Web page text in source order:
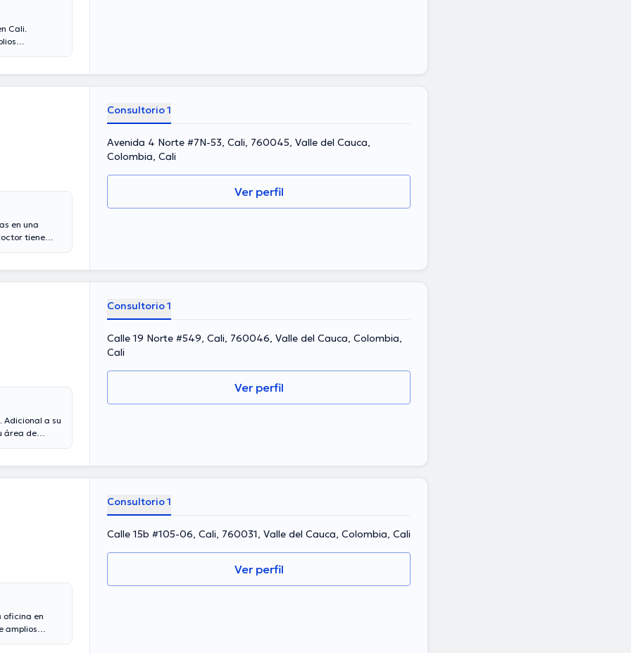
Cali.
Por
en una
tiene
el
Consultorio 1
Avenida 4 Norte #7N-53, Cali, 760045, Valle del Cauca,
Colombia, Cali
Ver perfil
Adicional a su
área de
Consultorio 1
Calle 19 Norte #549, Cali, 760046, Valle del Cauca, Colombia,
Cali
Ver perfil
oficina en
amplios
Consultorio 1
Calle 15b #105-06, Cali, 760031, Valle del Cauca, Colombia, Cali
Ver perfil